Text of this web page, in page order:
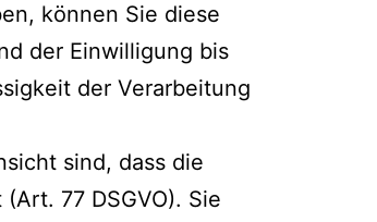
können Sie diese
der Einwilligung bis
der Verarbeitung
sind, dass die
77 DSGVO). Sie